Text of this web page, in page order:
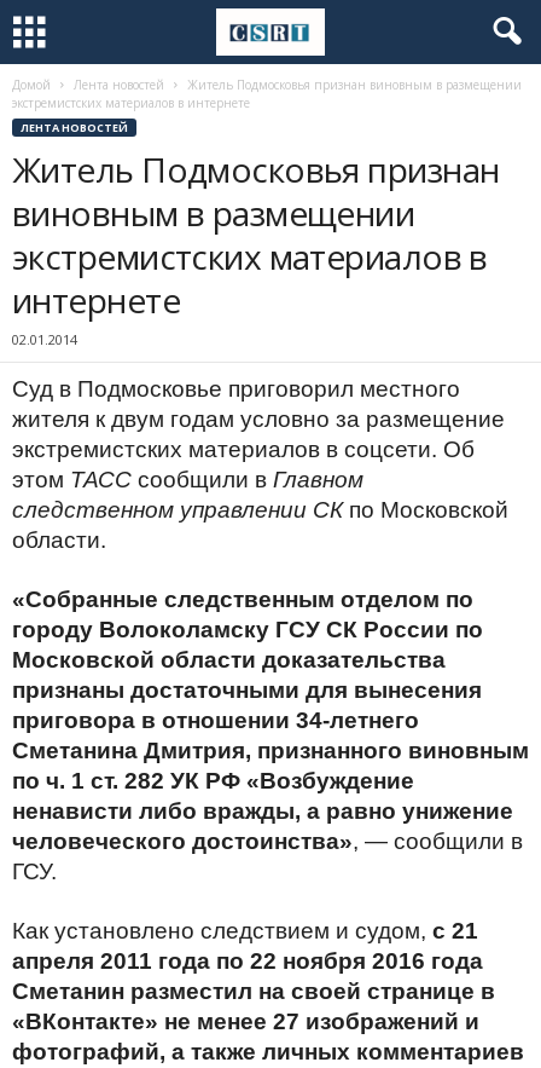
Домой Лента новостей
Житель Подмосковья признан виновным в размещении
экстремистских материалов в интернете
ЛЕНТА НОВОСТЕЙ
Житель Подмосковья признан
виновным в размещении
экстремистских материалов в
интернете
02.01.2014
Суд в Подмосковье приговорил местного
жителя к двум годам условно за размещение
экстремистских материалов в соцсети. Об
этом ТАСС сообщили в Главном
следственном управлении СКпо Московской
области.
«Собранные следственным отделом по
городу Волоколамску ГСУ СК России по
Московской области доказательства
признаны достаточными для вынесения
приговора в отношении 34-летнего
Сметанина Дмитрия, признанного виновным
по ч. 1 ст. 282 УК РФ «Возбуждение
ненависти либо вражды, а равно унижение
человеческого достоинства», — сообщили в
ГСУ.
Как установлено следствием и судом, с 21
апреля 2011 года по 22 ноября 2016 года
Сметанин разместил на своей странице в
«ВКонтакте» не менее 27 изображений и
фотографий, а также личных комментариев